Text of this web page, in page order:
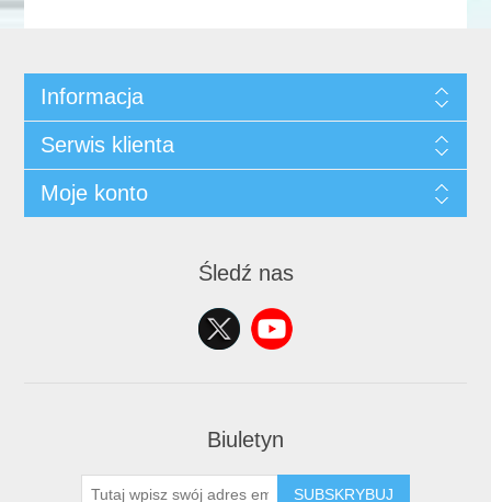
Informacja
Serwis klienta
Moje konto
Śledź nas
Biuletyn
SUBSKRYBUJ